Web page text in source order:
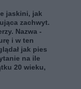
jaskini, jak
zachwyt.
Nazwa -
i w ten
jak pies
na ile
20 wieku,